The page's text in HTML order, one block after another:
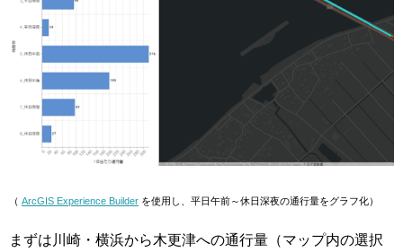
（ ArcGIS Experience Builder を使用し、平日午前～休日深夜の通行量をグラフ化）
まずは川崎・横浜から木更津への通行量（マップ内の選択